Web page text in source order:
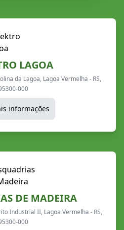
LAGOA
da Lagoa, Lagoa Vermelha - RS,
000
informações
DE MADEIRA
Industrial II, Lagoa Vermelha - RS,
000